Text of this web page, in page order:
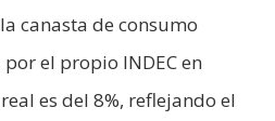
canasta de consumo
el propio INDEC en
es del 8%, reflejando el